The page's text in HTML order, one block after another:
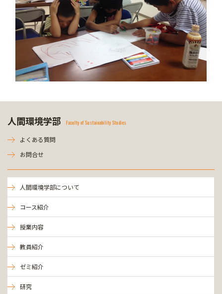
人間環境学部 Faculty of Sustainability Studies
よくある質問
お問合せ
人間環境学部について
コース紹介
授業内容
教員紹介
ゼミ紹介
研究